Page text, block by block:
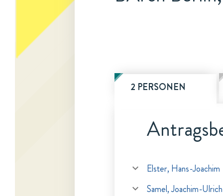
2 PERSONEN
Elster, Hans-Joachim
Samel, Joachim-Ulrich